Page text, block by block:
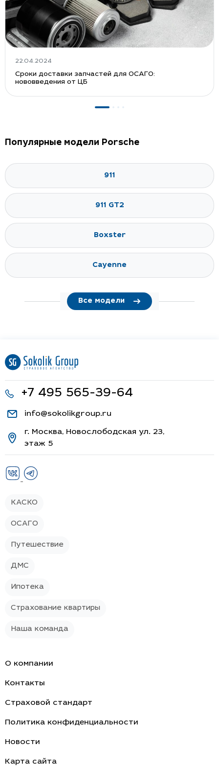
22.04.2024
Сроки доставки запчастей для ОСАГО:
нововведения от ЦБ
Популярные модели Porsche
911
911 GT2
Boxster
Cayenne
Все модели
+7 495 565-39-64
info@sokolikgroup.ru
г. Москва, Новослободская ул. 23,
этаж 5
КАСКО
ОСАГО
Путешествие
ДМС
Ипотека
Страхование квартиры
Наша команда
О компании
Контакты
Страховой стандарт
Политика конфиденциальности
Новости
Карта сайта